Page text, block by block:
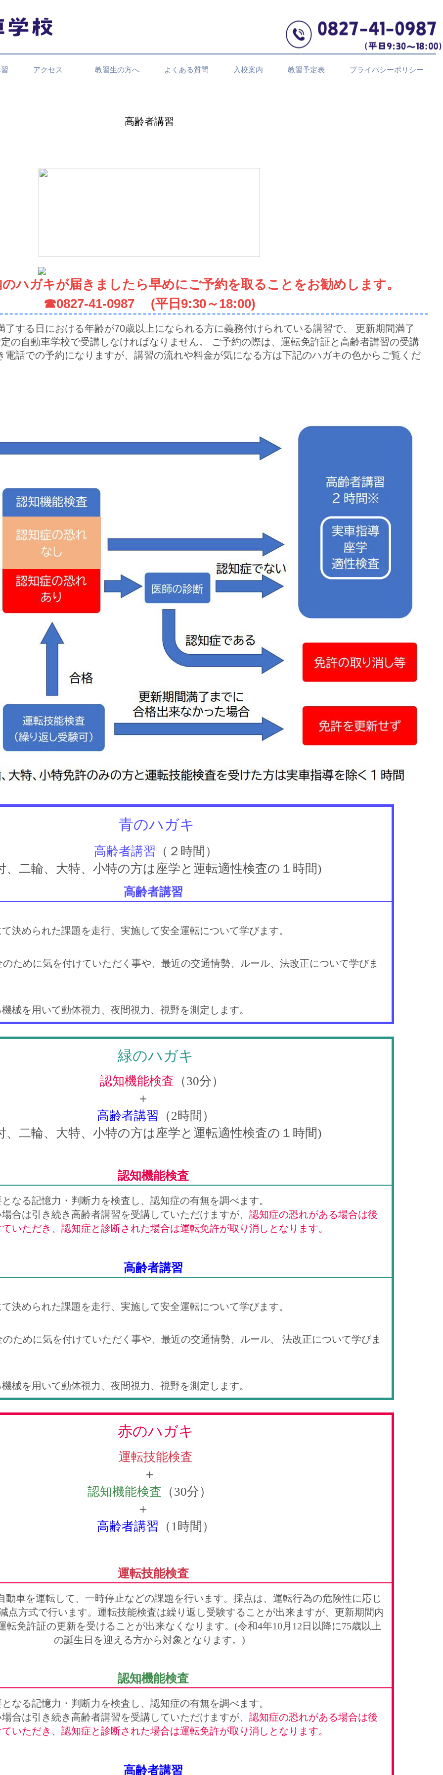
アクセス 教習生の方へ よくある質問 入校案内 教習予定表 プライバシーポリシー
高齢者講習
ハガキが届きましたら早めにご予約を取ることをお勧めします。
☎0827-41-0987 (平日9:30～18:00)
了する日における年齢が70歳以上になられる方に義務付けられている講習で、 更新期間満了
の自動車学校で受講しなければなりません。 ご予約の際は、運転免許証と高齢者講習の受講
電話での予約になりますが、講習の流れや料金が気になる方は下記のハガキの色からご覧くだ
青のハガキ
高齢者講習 （２時間）
、二輪、大特、小特の方は座学と運転適性検査の１時間)
高齢者講習
決められた課題を走行、実施して安全運転について学びます。
ために気を付けていただく事や、最近の交通情勢、ルール、法改正について学びま
械を用いて動体視力、夜間視力、視野を測定します。
緑のハガキ
認知機能検査 （30分）
＋
高齢者講習 （2時間）
、二輪、大特、小特の方は座学と運転適性検査の１時間)
認知機能検査
なる記憶力・判断力を検査し、認知症の有無を調べます。
合は引き続き高齢者講習を受講していただけますが、 認知症の恐れがある場合は後
いただき、認知症と診断された場合は運転免許が取り消しとなります。
高齢者講習
決められた課題を走行、実施して安全運転について学びます。
ために気を付けていただく事や、最近の交通情勢、ルール、 法改正について学びま
械を用いて動体視力、夜間視力、視野を測定します。
赤のハガキ
運転技能検査
＋
認知機能検査 （30分）
＋
高齢者講習 （1時間）
運転技能検査
動車を運転して、一時停止などの課題を行います。採点は、運転行為の危険性に応じ
点方式で行います。運転技能検査は繰り返し受験することが出来ますが、更新期間内
転免許証の更新を受けることが出来なくなります。(令和4年10月12日以降に75歳以上
の誕生日を迎える方から対象となります。)
認知機能検査
なる記憶力・判断力を検査し、認知症の有無を調べます。
合は引き続き高齢者講習を受講していただけますが、 認知症の恐れがある場合は後
いただき、認知症と診断された場合は運転免許が取り消しとなります。
高齢者講習